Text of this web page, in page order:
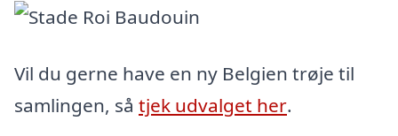
Vil du gerne have en ny Belgien trøje til
samlingen, så tjek udvalget her.